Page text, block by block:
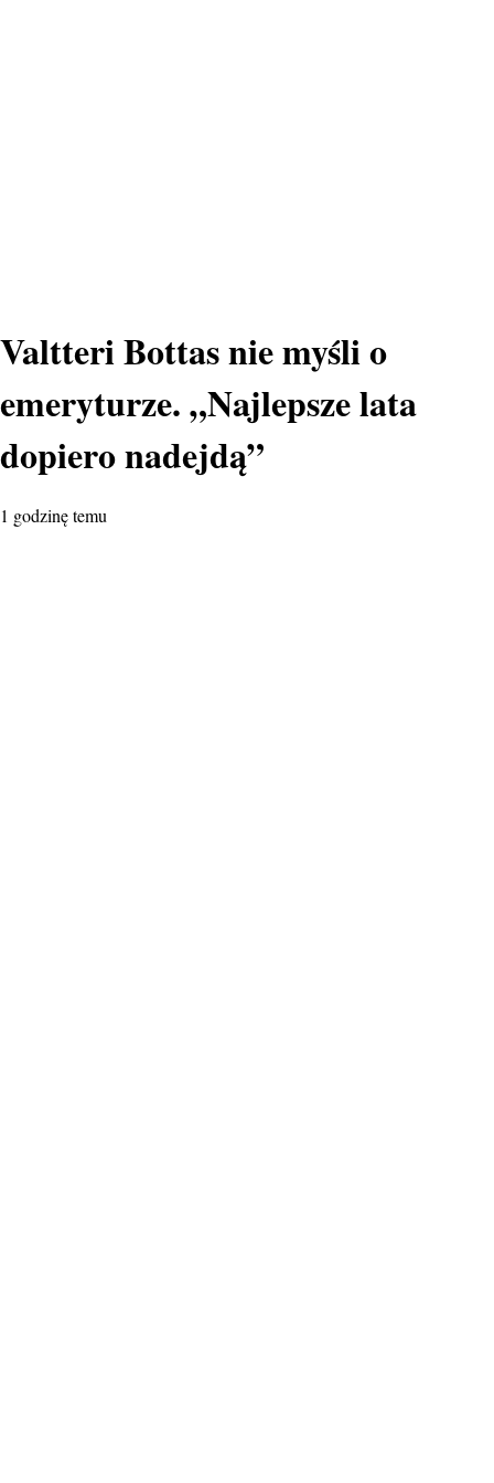
Valtteri Bottas nie myśli o
emeryturze. „Najlepsze lata
dopiero nadejdą”
1 godzinę temu